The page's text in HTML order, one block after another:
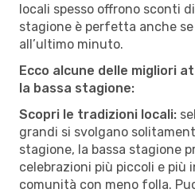
locali spesso offrono sconti
stagione è perfetta anche
all’ultimo minuto.
Ecco alcune delle migliori
la bassa stagione:
Scopri le tradizioni locali:
grandi si svolgano
stagione, la bassa stagione
celebrazioni più piccoli e più
comunità con meno folla.